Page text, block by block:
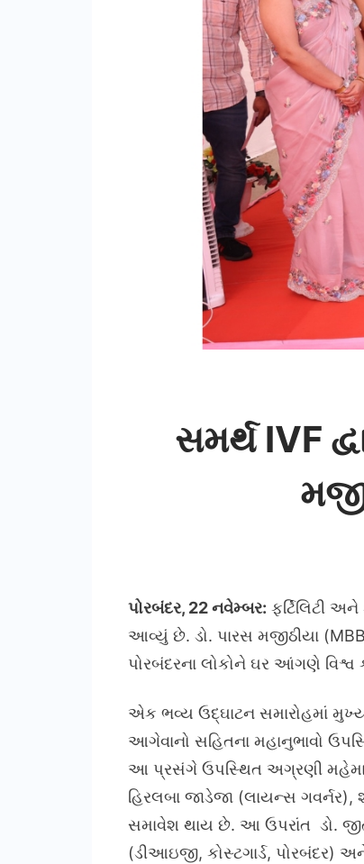
સમર્થ IVF
પોરબંદર, 22 નવેમ્બર: ફર્ટિલિટી
આવ્યું છે. ડો. પારસ મજીઠીયા
પોરબંદરના લોકોને ઘર આંગણે વિશ્વ
એક ભવ્ય ઉદ્ઘાટન સમારોહમાં મુખ્ય
આગેવાનો સહિતના મહાનુભાવો
આ પ્રસંગે ઉપસ્થિત અગ્રણી
હિરલબા જાડેજા (લાયન્સ ગવર્નર),
સમાવેશ થાય છે. આ ઉપરાંત ડો.
(ડીઆઇજી, કોસ્ટગાર્ડ, પોરબંદર)